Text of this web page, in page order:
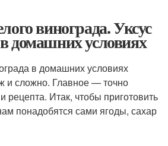
винограда. Уксус
домашних условиях
в домашних условиях
и сложно. Главное — точно
рецепта. Итак, чтобы приготовить
понадобятся сами ягоды, сахар